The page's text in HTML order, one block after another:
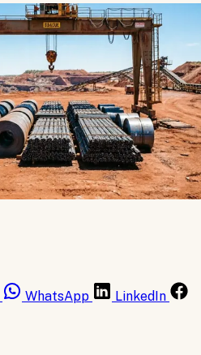
WhatsApp
LinkedIn